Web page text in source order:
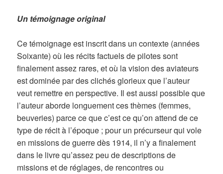
Un témoignage original
Ce témoignage est inscrit dans un contexte (années
Soixante) où les récits factuels de pilotes sont
finalement assez rares, et où la vision des aviateurs
est dominée par des clichés glorieux que l’auteur
veut remettre en perspective. Il est aussi possible que
l’auteur aborde longuement ces thèmes (femmes,
beuveries) parce ce que c’est ce qu’on attend de ce
type de récit à l’époque ; pour un précurseur qui vole
en missions de guerre dès 1914, il n’y a finalement
dans le livre qu’assez peu de descriptions de
missions et de réglages, de rencontres ou